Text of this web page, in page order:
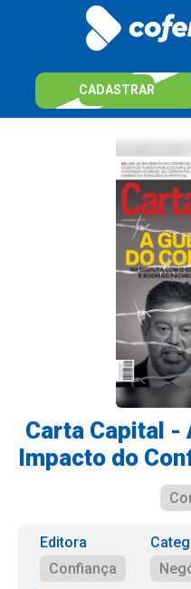
CADASTRAR
Carta Capital -
Impacto do
Editora
Confiança